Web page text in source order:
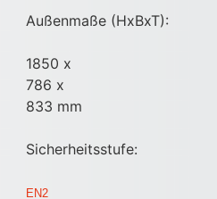
Außenmaße (HxBxT):
1850 x
786 x
833 mm
Sicherheitsstufe:
EN2